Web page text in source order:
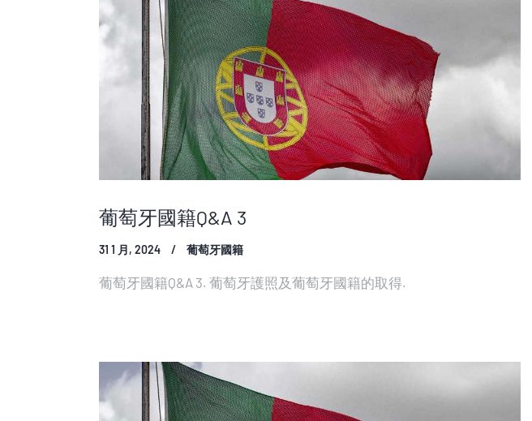
葡萄牙國籍Q&A 3
31 1 月, 2024 葡萄牙國籍
葡萄牙國籍Q&A 3. 葡萄牙護照及葡萄牙國籍的取得.